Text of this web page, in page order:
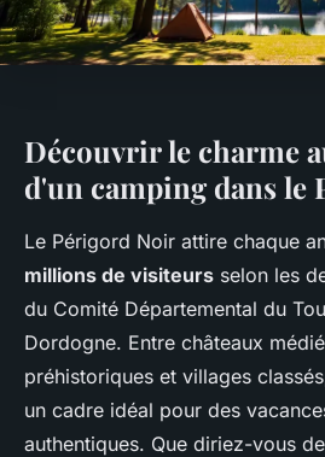
Découvrir le charme
d'un camping dans le
Le Périgord Noir attire chaque
millions de visiteurs selon les
du Comité Départemental du
Dordogne. Entre châteaux
préhistoriques et villages
un cadre idéal pour des
authentiques. Que diriez-vous